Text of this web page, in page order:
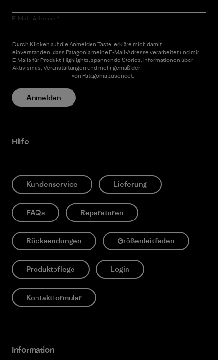
E-Mail-Adresse
Durch Klicken auf die Anmelden Taste, erkläre mich damit
einverstanden, dass Patagonia meine E-Mail-Adresse verarbeitet und mir
E-Mails für Produkt-Highlights, spannende Stories, Informationen über
Aktivismus, Veranstaltungen und mehr gemäß der
von Patagonia zusendet.
Anmelden
Hilfe
Kundenservice Lieferung
FAQs Reparaturen
Rücksendungen Größenleitfaden
Produktpflege Login
Kontaktformular
Information